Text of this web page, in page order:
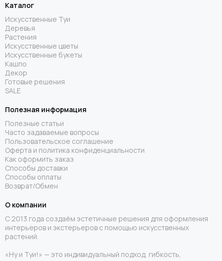
Каталог
Искусственные Туи
Деревья
Растения
Искусственные цветы
Искусственные букеты
Кашпо
Декор
Готовые решения
SALE
Полезная информация
Полезные статьи
Часто задаваемые вопросы
Пользовательское соглашение
Оферта и политика конфиденциальности
Как оформить заказ
Способы доставки
Способы оплаты
Возврат/Обмен
О компании
С 2013 года создаём эстетичные решения для оформления
интерьеров и экстерьеров с помощью искусственных
растений.
«Ну и Туи!» — это индивидуальный подход, гибкость,